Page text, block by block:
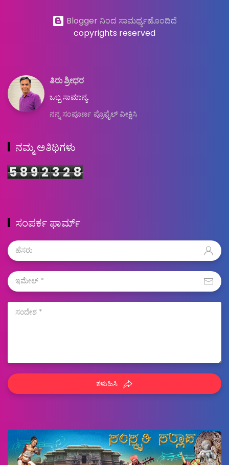
Blogger ನಿಂದ ಸಾಮರ್ಥ್ಯಹೊಂದಿದೆ
copyrights reserved
ತಿರು ಶ್ರೀಧರ
ಒಬ್ಬ ಸಾಮಾನ್ಯ.
ನನ್ನ ಸಂಪೂರ್ಣ ಪ್ರೊಫೈಲ್ ವೀಕ್ಷಿಸಿ
ನಮ್ಮ ಅತಿಥಿಗಳು
589 2 3 28
ಸಂಪರ್ಕ ಫಾರ್ಮ್
ಕಳುಹಿಸಿ